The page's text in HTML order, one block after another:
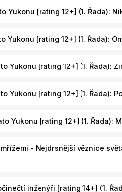
Yukonu [rating 12+] (1. Řada):
Yukonu [rating 12+] (1. Řada):
Yukonu [rating 12+] (1. Řada):
Yukonu [rating 12+] (1. Řada):
Yukonu [rating 12+] (1. Řada):
- Nejdrsnější věznice
inženýři [rating 14+] (1.